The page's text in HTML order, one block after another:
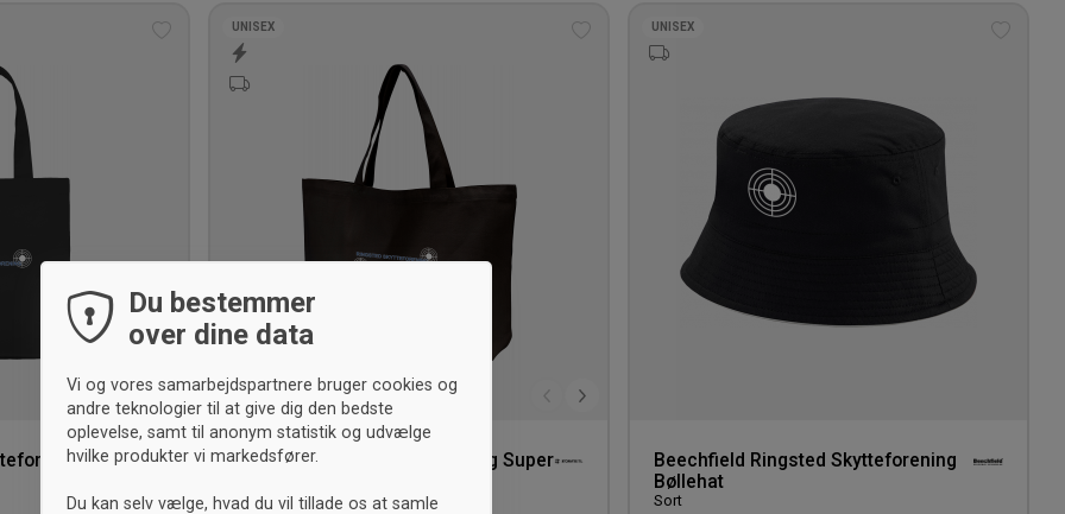
ønskeliste
UNISEX
Storm Ringsted Skytteforening Super
Sort
UNISEX
Beechfield Ringsted Skytteforening
Bøllehat
Sort
Du bestemmer
over dine data
Vi og vores samarbejdspartnere bruger cookies og
andre teknologier til at give dig den bedste
oplevelse, samt til anonym statistik og udvælge
hvilke produkter vi markedsfører.
Du kan selv vælge, hvad du vil tillade os at samle